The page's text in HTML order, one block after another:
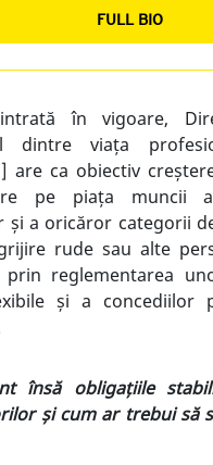
FULL BIO
în vigoare,
dintre viața
are ca obiectiv
pe piața muncii
și a oricăror categorii
rude sau alte
prin reglementarea
și a concediilor
însă obligațiile
și cum ar trebui să